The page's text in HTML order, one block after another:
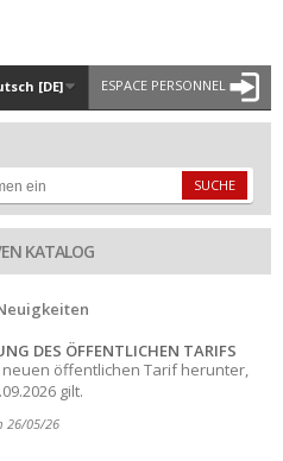
ESPACE PERSONNEL
[DE]
SUCHE
KATALOG
DES ÖFFENTLICHEN TARIFS
neuen öffentlichen Tarif herunter,
gilt.
26/05/26